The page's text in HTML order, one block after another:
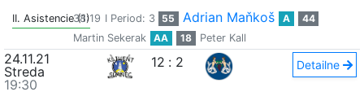
II. Asistencie (1)
38:19 I Period: 3 55 Adrian Maňkoš A
44
Martin Sekerak
AA 18 Peter Kall
24.11.21
Streda
19:30
12 : 2 Detailne